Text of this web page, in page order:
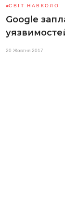
СВІТ НАВКОЛО
Google
20 Жовтня 2017